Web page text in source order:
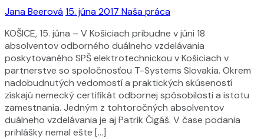
Jana Beerová15. júna 2017 Naša práca
KOŠICE, 15. júna – V Košiciach pribudne v júni 18
absolventov odborného duálneho vzdelávania
poskytovaného SPŠ elektrotechnickou v Košiciach v
partnerstve so spoločnosťou T-Systems Slovakia. Okrem
nadobudnutých vedomostí a praktických skúseností
získajú nemecký certifikát odbornej spôsobilosti a istotu
zamestnania. Jedným z tohtoročných absolventov
duálneho vzdelávania je aj Patrik Čigáš. V čase podania
prihlášky nemal ešte […]